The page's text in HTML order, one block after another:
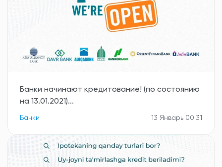
Банки начинают кредитование! (по состоянию
на 13.01.2021)...
Банки 13 Январь 00:31